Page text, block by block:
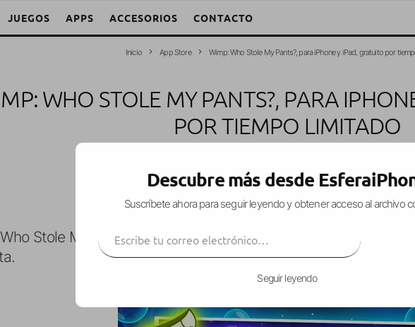
JUEGOS APPS ACCESORIOS CONTACTO
Inicio App Store Wimp: Who Stole My Pants?, para iPhone y iPad, gratuito por
WHO STOLE MY PANTS?, PARA
POR TIEMPO LIMITADO
Stole My Pants? es unjuego de puzles original
con un
Descubre más desde
Suscríbete ahora para seguir leyendo y obtener acceso al archivo
Seguir leyendo